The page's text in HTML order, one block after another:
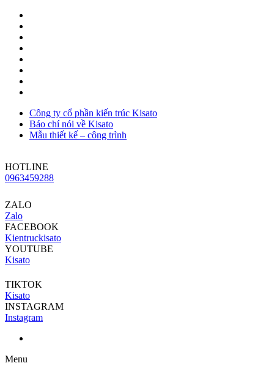
Công ty cổ phần kiến trúc Kisato
Báo chí nói về Kisato
Mẫu thiết kế – công trình
HOTLINE
0963459288
ZALO
Zalo
FACEBOOK
Kientruckisato
YOUTUBE
Kisato
TIKTOK
Kisato
INSTAGRAM
Instagram
Menu